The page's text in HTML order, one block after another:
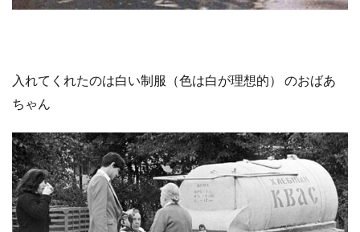
入れてくれたのは白い制服（色は白が理想的） のおばあ
ちゃん